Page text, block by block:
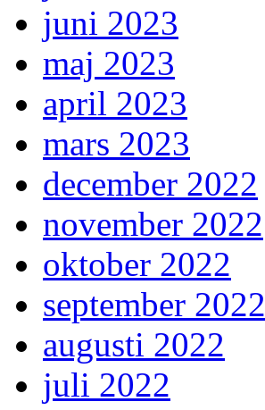
juni 2023
maj 2023
april 2023
mars 2023
december 2022
november 2022
oktober 2022
september 2022
augusti 2022
juli 2022